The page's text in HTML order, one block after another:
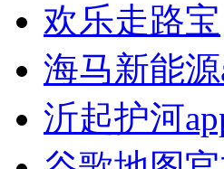
欢乐走路宝
海马新能源
沂起护河